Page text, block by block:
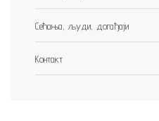
Сећања, људи, догађаји
Контакт